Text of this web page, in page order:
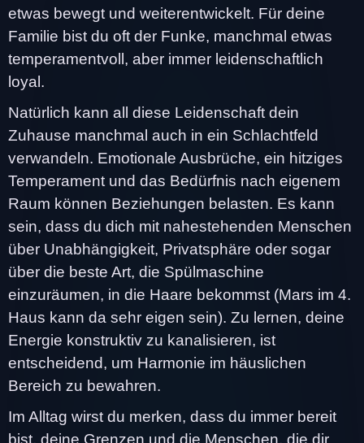
etwas bewegt und weiterentwickelt. Für deine
Familie bist du oft der Funke, manchmal etwas
temperamentvoll, aber immer leidenschaftlich
loyal.
Natürlich kann all diese Leidenschaft dein
Zuhause manchmal auch in ein Schlachtfeld
verwandeln. Emotionale Ausbrüche, ein hitziges
Temperament und das Bedürfnis nach eigenem
Raum können Beziehungen belasten. Es kann
sein, dass du dich mit nahestehenden Menschen
über Unabhängigkeit, Privatsphäre oder sogar
über die beste Art, die Spülmaschine
einzuräumen, in die Haare bekommst (Mars im 4.
Haus kann da sehr eigen sein). Zu lernen, deine
Energie konstruktiv zu kanalisieren, ist
entscheidend, um Harmonie im häuslichen
Bereich zu bewahren.
Im Alltag wirst du merken, dass du immer bereit
bist, deine Grenzen und die Menschen, die dir